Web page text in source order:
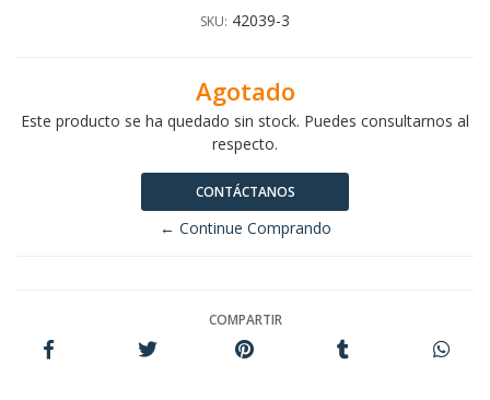
SKU: 42039-3
Agotado
Este producto se ha quedado sin stock. Puedes consultarnos al
respecto.
CONTÁCTANOS
← Continue Comprando
COMPARTIR